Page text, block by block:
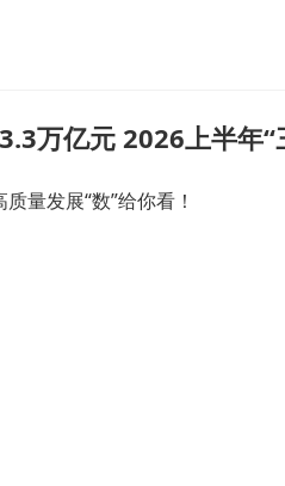
量发展“数”给你看！